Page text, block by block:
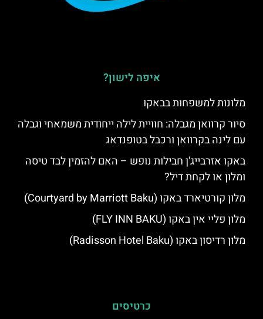
איפה לישון?
מלונות למשפחות בבאקו
סיור קרוואן מגבלה: חוויית לילה ייחודית משמאחי וגבלה
עם לינה בקרוואן ורכבל בטופנדאג
באקו אזרבייג'ן חבילות נופש – האם להזמין לבד טיסה
ומלון או לקחת דיל?
מלון קורטיארד באקו (Courtyard by Marriott Baku)
מלון פליי אין באקו (FLY INN BAKU)
מלון רדיסון באקו (Radisson Hotel Baku)
כרטיסים